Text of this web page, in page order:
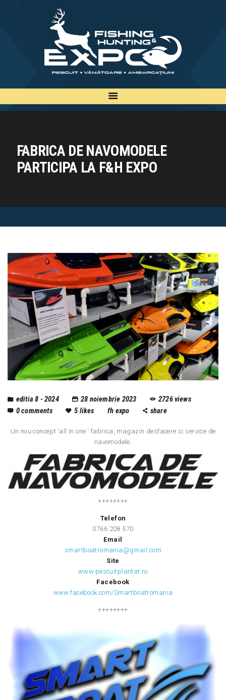
FABRICA DE NAVOMODELE
PARTICIPA LA F&H EXPO
INFO
INSCRIERE
TARIFE
EDITII
CONTACT
EN
editia 8 - 2024 28 noiembrie 2023 2726views
0comments 5likes fh expo share
Un nou concept ‘all in one ‘ fabrica, magazin desfacere si service de
navomodele.
++++++++
Telefon
0766 208 570
Email
smartboatromania@gmail.com
Site
www.pescuitplantat.ro
Facebook
www.facebook.com/Smartboatromania
++++++++